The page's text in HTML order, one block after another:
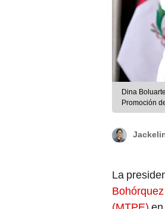
Dina
Promoción
La